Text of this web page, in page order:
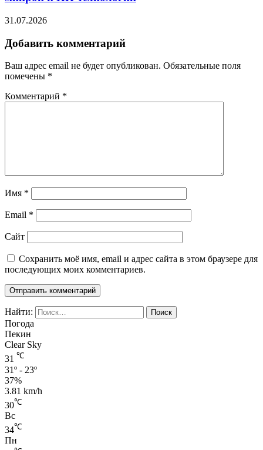
31.07.2026
Добавить комментарий
Ваш адрес email не будет опубликован. Обязательные поля
помечены *
Комментарий *
Имя *
Email *
Сайт
Сохранить моё имя, email и адрес сайта в этом браузере для
последующих моих комментариев.
Найти:
Погода
Пекин
Clear Sky
31 ℃
31º - 23º
37%
3.81 km/h
30℃
Вс
34℃
Пн